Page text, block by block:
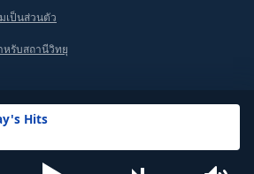
Hits
เป็นส่วนตัว
หรับสถานีวิทยุ